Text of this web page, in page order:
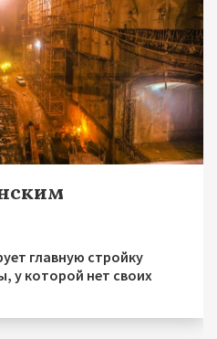
главную стройку
у которой нет своих